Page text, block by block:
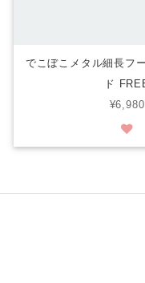
でこぼこメタル細長フ
ド
¥6,980